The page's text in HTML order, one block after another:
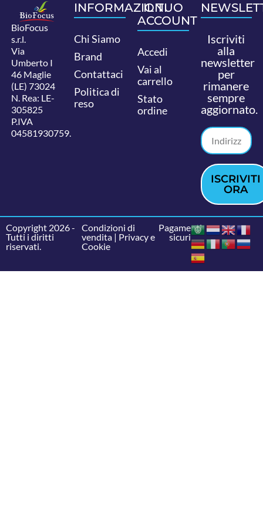
BioFocus
s.r.l.
Via
Umberto I
46 Maglie
(LE) 73024
N. Rea: LE-
305825
P.IVA
04581930759.
INFORMAZIONI
Chi Siamo
Brand
Contattaci
Politica di
reso
IL TUO
ACCOUNT
Accedi
Vai al
carrello
Stato
ordine
Iscriviti
alla
newsletter
per
rimanere
sempre
aggiornato.
ISCRIVITI
ORA
Copyright 2026 -
Tutti i diritti
riservati.
Condizioni di
vendita| Privacy e
Cookie
Pagamenti
sicuri